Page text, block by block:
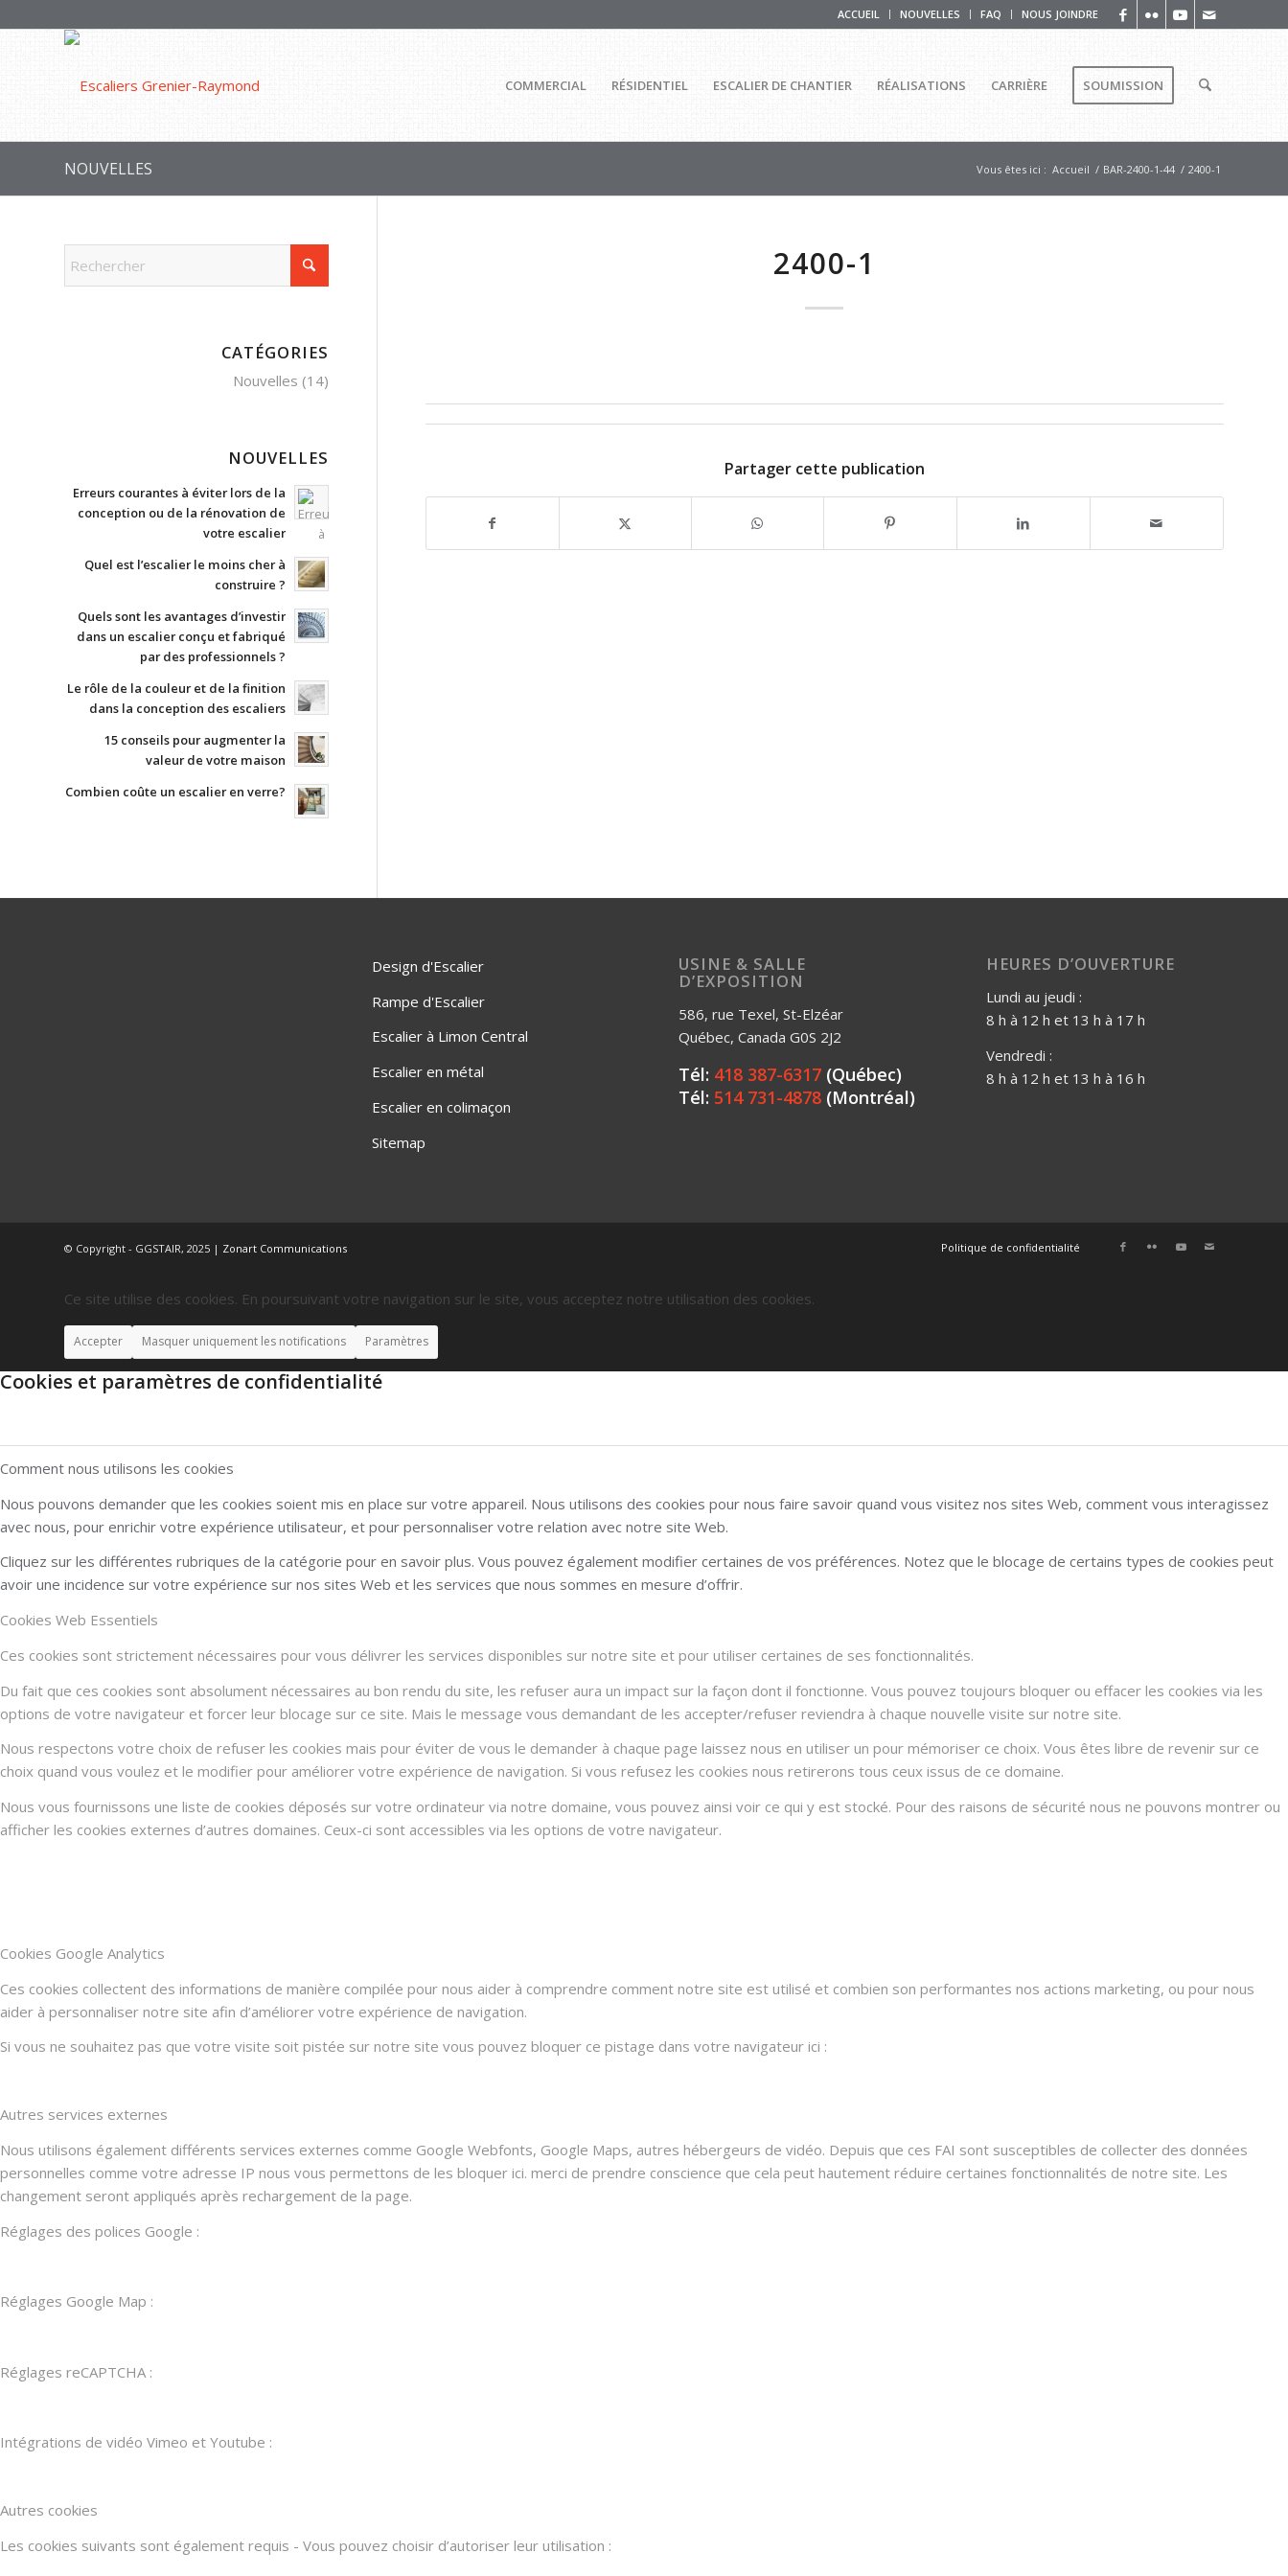
ACCUEIL NOUVELLES FAQ NOUS JOINDRE
COMMERCIAL RÉSIDENTIEL ESCALIER DE CHANTIER RÉALISATIONS CARRIÈRE SOUMISSION
NOUVELLES Vous êtes ici : Accueil / BAR-2400-1-44 / 2400-1
2400-1
Partager cette publication
CATÉGORIES
Nouvelles (14)
NOUVELLES
Erreurs courantes à éviter lors de la
conception ou de la rénovation de
votre escalier
Quel est l’escalier le moins cher à
construire ?
Quels sont les avantages d’investir
dans un escalier conçu et fabriqué
par des professionnels ?
Le rôle de la couleur et de la finition
dans la conception des escaliers
15 conseils pour augmenter la
valeur de votre maison
Combien coûte un escalier en verre?
Design d'Escalier
Rampe d'Escalier
Escalier à Limon Central
Escalier en métal
Escalier en colimaçon
Sitemap
USINE & SALLE
D’EXPOSITION
586, rue Texel, St-Elzéar
Québec, Canada G0S 2J2
Tél: 418 387-6317 (Québec)
Tél: 514 731-4878 (Montréal)
HEURES D’OUVERTURE
Lundi au jeudi :
8 h à 12 h et 13 h à 17 h
Vendredi :
8 h à 12 h et 13 h à 16 h
© Copyright - GGSTAIR, 2025 | Zonart Communications Politique de confidentialité
Ce site utilise des cookies. En poursuivant votre navigation sur le site, vous acceptez notre utilisation des cookies.
Accepter Masquer uniquement les notifications Paramètres
Cookies et paramètres de confidentialité
Comment nous utilisons les cookies
Nous pouvons demander que les cookies soient mis en place sur votre appareil. Nous utilisons des cookies pour nous faire savoir quand vous visitez nos sites Web, comment vous interagissez
avec nous, pour enrichir votre expérience utilisateur, et pour personnaliser votre relation avec notre site Web.
Cliquez sur les différentes rubriques de la catégorie pour en savoir plus. Vous pouvez également modifier certaines de vos préférences. Notez que le blocage de certains types de cookies peut
avoir une incidence sur votre expérience sur nos sites Web et les services que nous sommes en mesure d’offrir.
Cookies Web Essentiels
Ces cookies sont strictement nécessaires pour vous délivrer les services disponibles sur notre site et pour utiliser certaines de ses fonctionnalités.
Du fait que ces cookies sont absolument nécessaires au bon rendu du site, les refuser aura un impact sur la façon dont il fonctionne. Vous pouvez toujours bloquer ou effacer les cookies via les
options de votre navigateur et forcer leur blocage sur ce site. Mais le message vous demandant de les accepter/refuser reviendra à chaque nouvelle visite sur notre site.
Nous respectons votre choix de refuser les cookies mais pour éviter de vous le demander à chaque page laissez nous en utiliser un pour mémoriser ce choix. Vous êtes libre de revenir sur ce
choix quand vous voulez et le modifier pour améliorer votre expérience de navigation. Si vous refusez les cookies nous retirerons tous ceux issus de ce domaine.
Nous vous fournissons une liste de cookies déposés sur votre ordinateur via notre domaine, vous pouvez ainsi voir ce qui y est stocké. Pour des raisons de sécurité nous ne pouvons montrer ou
afficher les cookies externes d’autres domaines. Ceux-ci sont accessibles via les options de votre navigateur.
Cookies Google Analytics
Ces cookies collectent des informations de manière compilée pour nous aider à comprendre comment notre site est utilisé et combien son performantes nos actions marketing, ou pour nous
aider à personnaliser notre site afin d’améliorer votre expérience de navigation.
Si vous ne souhaitez pas que votre visite soit pistée sur notre site vous pouvez bloquer ce pistage dans votre navigateur ici :
Autres services externes
Nous utilisons également différents services externes comme Google Webfonts, Google Maps, autres hébergeurs de vidéo. Depuis que ces FAI sont susceptibles de collecter des données
personnelles comme votre adresse IP nous vous permettons de les bloquer ici. merci de prendre conscience que cela peut hautement réduire certaines fonctionnalités de notre site. Les
changement seront appliqués après rechargement de la page.
Réglages des polices Google :
Réglages Google Map :
Réglages reCAPTCHA :
Intégrations de vidéo Vimeo et Youtube :
Autres cookies
Les cookies suivants sont également requis - Vous pouvez choisir d’autoriser leur utilisation :